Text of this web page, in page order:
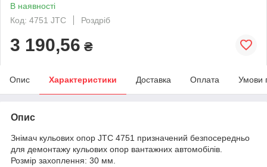
В наявності
Код: 4751 JTC
Роздріб
3 190,56 ₴
Опис Характеристики Доставка Оплата Умови
Опис
Знімач кульових опор JTC 4751 призначений безпосередньо
для демонтажу кульових опор вантажних автомобілів.
Розмір захоплення: 30 мм.